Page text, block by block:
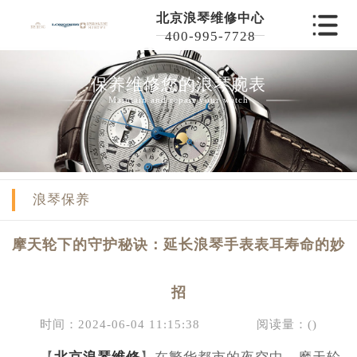
北京浪琴维修中心
400-995-7728
保养维修您的浪琴腕表
Maintain and repair your watch
浪琴保养
摩天轮下的守护秘诀：延长浪琴手表表耳寿命的妙
招
时间：2024-06-04 11:15:38 阅读量：()